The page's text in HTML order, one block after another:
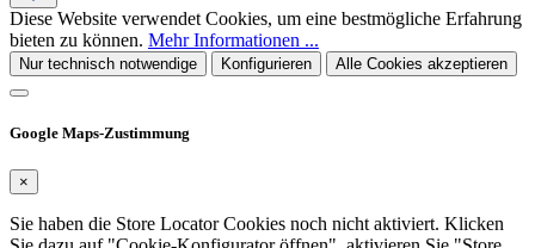
Diese Website verwendet Cookies, um eine bestmögliche Erfahrung
bieten zu können. Mehr Informationen ...
Nur technisch notwendige Konfigurieren Alle Cookies akzeptieren
Google Maps-Zustimmung
×
Sie haben die Store Locator Cookies noch nicht aktiviert. Klicken